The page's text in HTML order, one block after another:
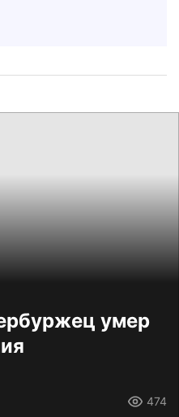
умер
474